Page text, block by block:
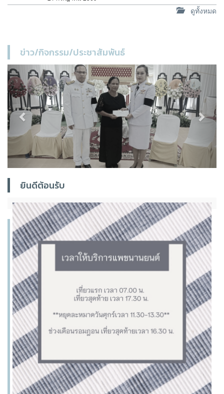
ดูทั้งหมด
ข่าว/กิจกรรม/ประชาสัมพันธ์
Previous Next
ยินดีต้อนรับ